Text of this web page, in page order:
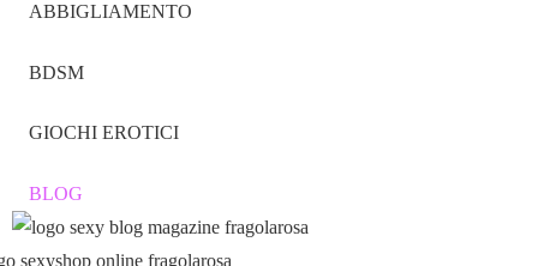
ABBIGLIAMENTO
BDSM
GIOCHI EROTICI
BLOG